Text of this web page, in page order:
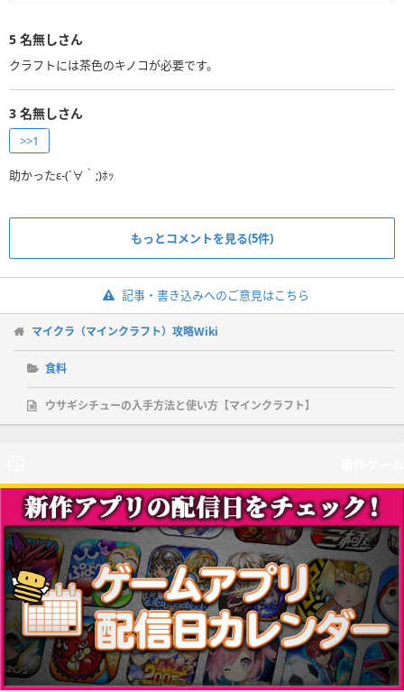
5 名無しさん
クラフトには茶色のキノコが必要です。
3 名無しさん
>>1
助かったε-(´∀｀;)ﾎｯ
もっとコメントを見る(5件)
記事・書き込みへのご意見はこちら
マイクラ（マインクラフト）攻略Wiki
食料
ウサギシチューの入手方法と使い方【マインクラフト】